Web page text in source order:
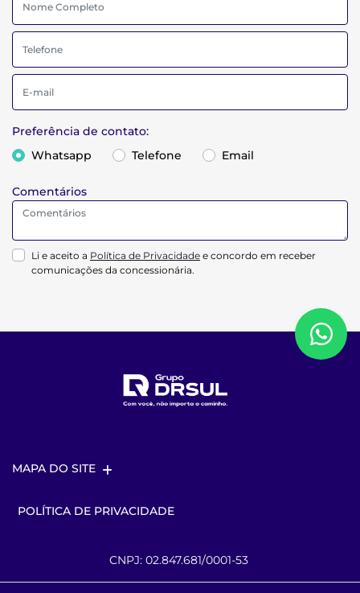
Preferência de contato:
Whatsapp
Telefone Email
Comentários
Li e aceito a Política de Privacidade e concordo em receber
comunicações da concessionária.
MAPA DO SITE
POLÍTICA DE PRIVACIDADE
CNPJ: 02.847.681/0001-53